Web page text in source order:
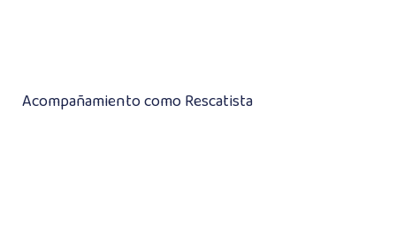
Acompañamiento como Rescatista